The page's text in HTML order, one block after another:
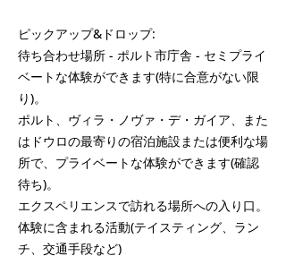
ピックアップ&ドロップ:
待ち合わせ場所 - ポルト市庁舎 - セミプライ
ベートな体験ができます(特に合意がない限
り)。
ポルト、ヴィラ・ノヴァ・デ・ガイア、また
はドウロの最寄りの宿泊施設または便利な場
所で、プライベートな体験ができます(確認
待ち)。
エクスペリエンスで訪れる場所への入り口。
体験に含まれる活動(テイスティング、ラン
チ、交通手段など)